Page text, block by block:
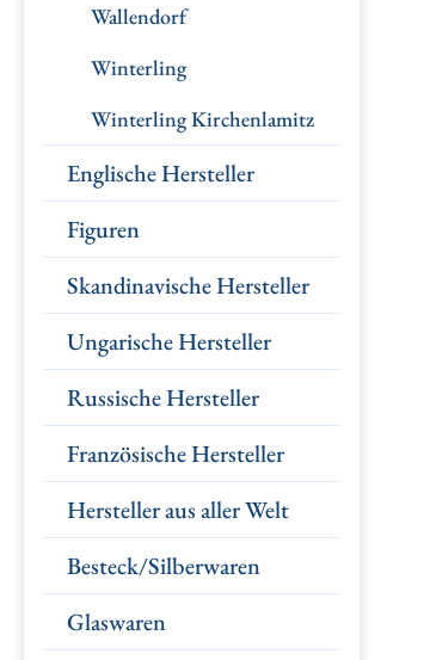
Wallendorf
Winterling
Winterling Kirchenlamitz
Englische Hersteller
Figuren
Skandinavische Hersteller
Ungarische Hersteller
Russische Hersteller
Französische Hersteller
Hersteller aus aller Welt
Besteck/Silberwaren
Glaswaren